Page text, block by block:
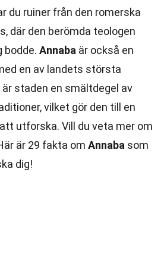
du ruiner från den romerska
där den berömda teologen
bodde. Annaba är också en
en av landets största
staden en smältdegel av
vilket gör den till en
utforska. Vill du veta mer om
är 29 fakta om Annaba som
dig!